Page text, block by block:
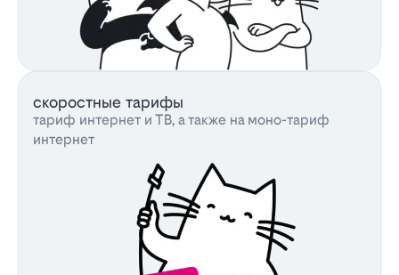
скоростные тарифы
тариф интернет и ТВ, а также на моно-тариф
интернет